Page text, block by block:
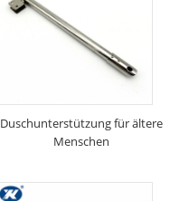
Duschunterstützung für ältere
Menschen